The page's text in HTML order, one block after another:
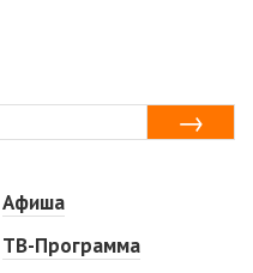
Афиша
ТВ-Программа